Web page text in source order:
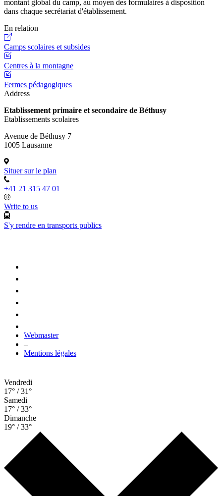
montant global du camp, au moyen des formulaires à disposition
dans chaque secrétariat d'établissement.
En relation
Camps scolaires et subsides
Centres à la montagne
Fermes pédagogiques
Address
Etablissement primaire et secondaire de Béthusy
Etablissements scolaires
Avenue de Béthusy 7
1005 Lausanne
Situer sur le plan
+41 21 315 47 01
Write to us
S'y rendre en transports publics
Webmaster
–
Mentions légales
Vendredi
17° / 31°
Samedi
17° / 33°
Dimanche
19° / 33°